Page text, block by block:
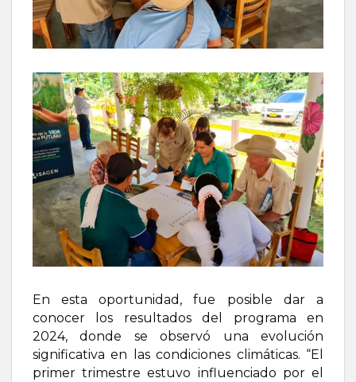
En esta oportunidad, fue posible dar a
conocer los resultados del programa en
2024, donde se observó una evolución
significativa en las condiciones climáticas. “El
primer trimestre estuvo influenciado por el